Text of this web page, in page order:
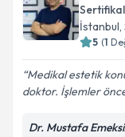
İstanbul,
5 (1
Medikal estetik
doktor. İşlemler
Dr. Mustafa